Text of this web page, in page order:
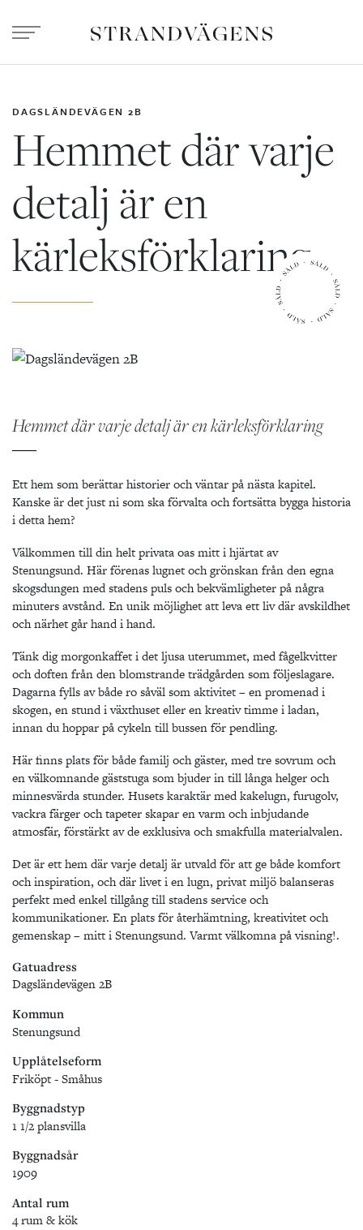
DAGSLÄNDEVÄGEN 2B
Hemmet där varje
detalj är en
kärleksförklaring
Hemmet där varje detalj är en kärleksförklaring
Ett hem som berättar historier och väntar på nästa kapitel.
Kanske är det just ni som ska förvalta och fortsätta bygga historia
i detta hem?
Välkommen till din helt privata oas mitt i hjärtat av
Stenungsund. Här förenas lugnet och grönskan från den egna
skogsdungen med stadens puls och bekvämligheter på några
minuters avstånd. En unik möjlighet att leva ett liv där avskildhet
och närhet går hand i hand.
Tänk dig morgonkaffet i det ljusa uterummet, med fågelkvitter
och doften från den blomstrande trädgården som följeslagare.
Dagarna fylls av både ro såväl som aktivitet – en promenad i
skogen, en stund i växthuset eller en kreativ timme i ladan,
innan du hoppar på cykeln till bussen för pendling.
Här finns plats för både familj och gäster, med tre sovrum och
en välkomnande gäststuga som bjuder in till långa helger och
minnesvärda stunder. Husets karaktär med kakelugn, furugolv,
vackra färger och tapeter skapar en varm och inbjudande
atmosfär, förstärkt av de exklusiva och smakfulla materialvalen.
Det är ett hem där varje detalj är utvald för att ge både komfort
och inspiration, och där livet i en lugn, privat miljö balanseras
perfekt med enkel tillgång till stadens service och
kommunikationer. En plats för återhämtning, kreativitet och
gemenskap – mitt i Stenungsund. Varmt välkomna på visning!.
Gatuadress
Dagsländevägen 2B
Kommun
Stenungsund
Upplåtelseform
Friköpt - Småhus
Byggnadstyp
1 1/2 plansvilla
Byggnadsår
1909
Antal rum
4 rum & kök